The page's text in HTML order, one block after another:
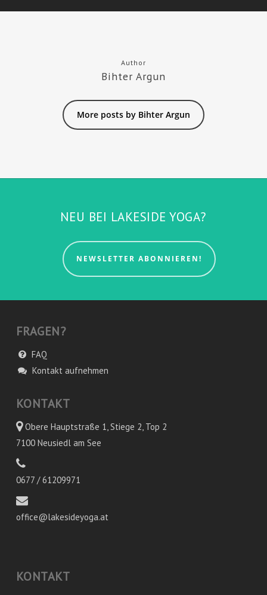
Author
Bihter Argun
More posts by Bihter Argun
NEU BEI LAKESIDE YOGA?
NEWSLETTER ABONNIEREN!
FRAGEN?
FAQ
Kontakt aufnehmen
KONTAKT
Obere Hauptstraße 1, Stiege 2, Top 2
7100 Neusiedl am See
0677 / 61209971
office@lakesideyoga.at
KONTAKT